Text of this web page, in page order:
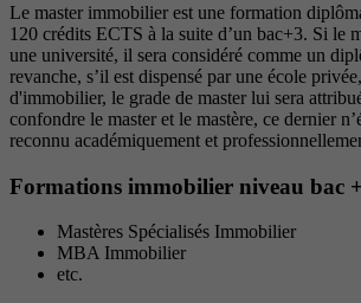
Le master immobilier est une formation
120 crédits ECTS à la suite d’un bac+3. Si le
une université, il sera considéré comme un
revanche, s’il est dispensé par une école
d'immobilier, le grade de master lui sera
confondre le master et le mastère, ce dernier
reconnu académiquement et
Formations immobilier niveau bac
Mastères Spécialisés Immobilier
MBA Immobilier
etc.